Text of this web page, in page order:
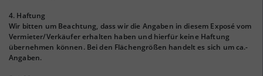
4. Haftung
Wir bitten um Beachtung, dass wir die Angaben in diesem Exposé vom
Vermieter/Verkäufer erhalten haben und hierfür keine Haftung
übernehmen können. Bei den Flächengrößen handelt es sich um ca.-
Angaben.